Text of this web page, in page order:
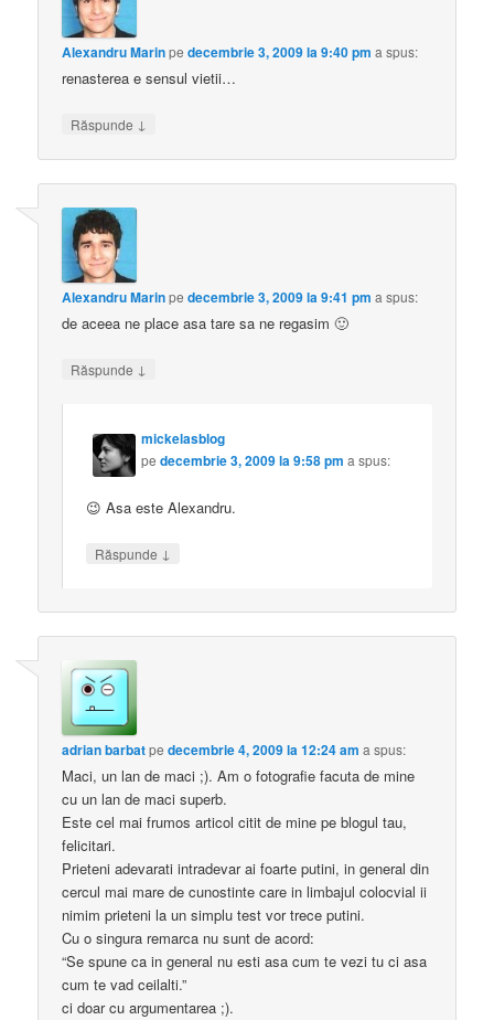
Alexandru Marinpedecembrie 3, 2009 la 9:40 pm a spus:
renasterea e sensul vietii…
Răspunde ↓
Alexandru Marinpedecembrie 3, 2009 la 9:41 pm a spus:
de aceea ne place asa tare sa ne regasim 🙂
Răspunde ↓
mickelasblog
pedecembrie 3, 2009 la 9:58 pm a spus:
😉 Asa este Alexandru.
Răspunde ↓
adrian barbatpedecembrie 4, 2009 la 12:24 am a spus:
Maci, un lan de maci ;). Am o fotografie facuta de mine
cu un lan de maci superb.
Este cel mai frumos articol citit de mine pe blogul tau,
felicitari.
Prieteni adevarati intradevar ai foarte putini, in general din
cercul mai mare de cunostinte care in limbajul colocvial ii
nimim prieteni la un simplu test vor trece putini.
Cu o singura remarca nu sunt de acord:
“Se spune ca in general nu esti asa cum te vezi tu ci asa
cum te vad ceilalti.”
ci doar cu argumentarea ;).